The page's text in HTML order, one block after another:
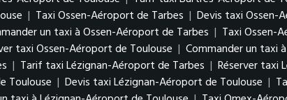
| Taxi Ossen-Aéroport de Tarbes | Devis taxi Ossen-
un taxi à Ossen-Aéroport de Tarbes | Taxi Ossen-
taxi Ossen-Aéroport de Toulouse | Commander un taxi
| Tarif taxi Lézignan-Aéroport de Tarbes | Réserver taxi
Toulouse | Devis taxi Lézignan-Aéroport de Toulouse |